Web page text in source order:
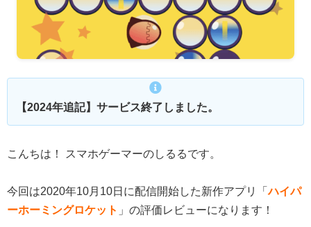
【2024年追記】サービス終了しました。
こんちは！ スマホゲーマーのしるるです。
今回は2020年10月10日に配信開始した新作アプリ「ハイパ
ーホーミングロケット 」の評価レビューになります！